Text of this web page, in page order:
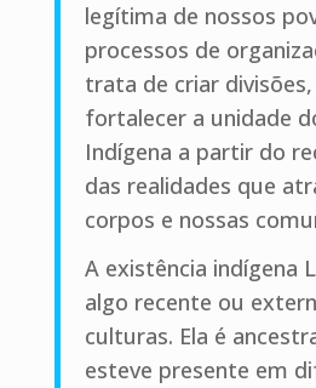
legítima de nossos
processos de
trata de criar
fortalecer a unidade
Indígena a partir do
das realidades que
corpos e nossas
A existência indígena
algo recente ou
culturas. Ela é
esteve presente em